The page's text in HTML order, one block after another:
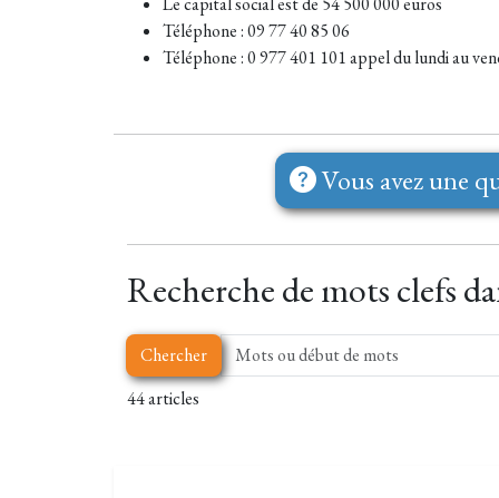
Téléphone : 09 77 40 85 06
Téléphone : 0 977 401 101appel du lundi au
Vous avez une
Recherche de mots clefs
Chercher
44 articles